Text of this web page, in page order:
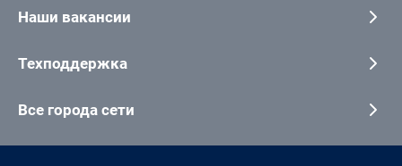
Наши вакансии
Техподдержка
Все города сети